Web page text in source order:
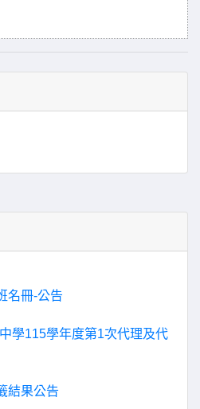
名冊-公告
學115學年度第1次代理及代
結果公告